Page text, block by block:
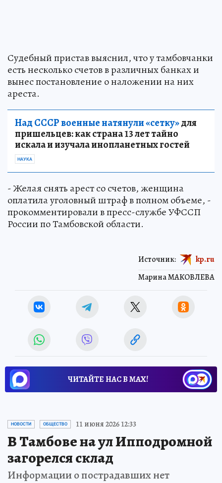
Судебный пристав выяснил, что у тамбовчанки
есть несколько счетов в различных банках и
вынес постановление о наложении на них
ареста.
Над СССР военные натянули «сетку»для
пришельцев: как страна 13 лет тайно
искала и изучала инопланетных гостей
НАУКА
- Желая снять арест со счетов, женщина
оплатила уголовный штраф в полном объеме, -
прокомментировали в пресс-службе УФССП
России по Тамбовской области.
Марина МАКОВЛЕВА
Источник: kp.ru
ЧИТАЙТЕ НАС В МАХ!
НОВОСТИ ОБЩЕСТВО 11 июня 2026 12:33
В Тамбове на ул Ипподромной
загорелся склад
Информации о пострадавших нет